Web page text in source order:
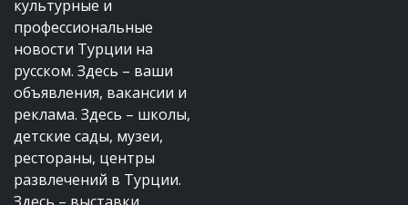
культурные и
профессиональные
новости Турции на
русском. Здесь – ваши
объявления, вакансии и
реклама. Здесь – школы,
детские сады, музеи,
рестораны, центры
развлечений в Турции.